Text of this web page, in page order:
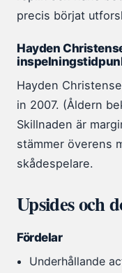
precis börjat
Hayden
Hayden
in 2007. (Åldern
Skillnaden är
stämmer överens
skådespelare.
Upsides och
Fördelar
Underhållande